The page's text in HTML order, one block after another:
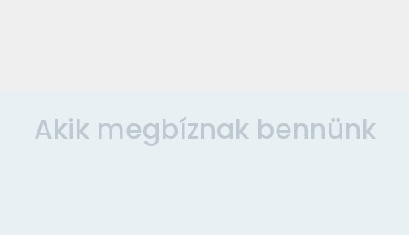
Akik megbíznak bennünk